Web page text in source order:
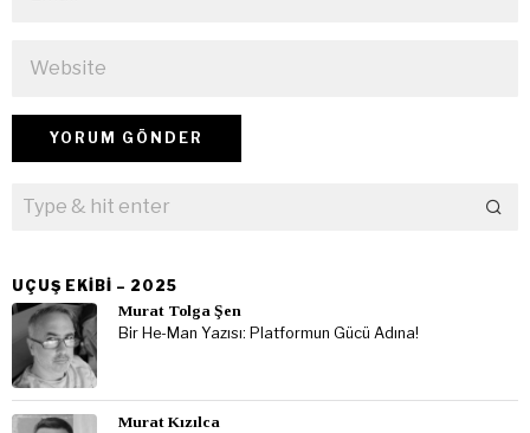
UÇUŞ EKIBI – 2025
Murat Tolga Şen
Bir He-Man Yazısı: Platformun Gücü Adına!
Murat Kızılca